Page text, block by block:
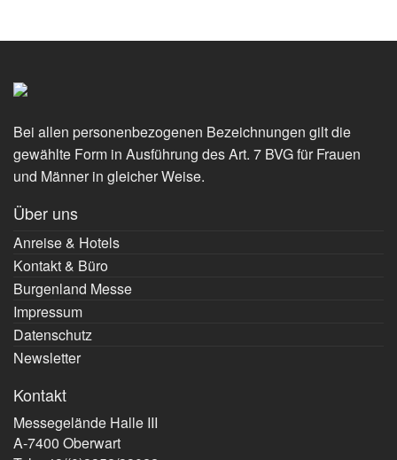
Bei allen personenbezogenen Bezeichnungen gilt die
gewählte Form in Ausführung des Art. 7 BVG für Frauen
und Männer in gleicher Weise.
Über uns
Anreise & Hotels
Kontakt & Büro
Burgenland Messe
Impressum
Datenschutz
Newsletter
Kontakt
Messegelände Halle III
A-7400 Oberwart